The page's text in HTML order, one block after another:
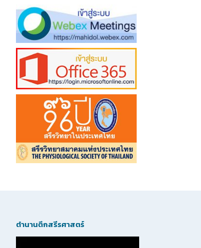
ตำนานตึกสรีรศาสตร์